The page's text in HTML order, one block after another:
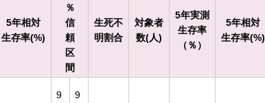
5年相対
生存率(%)
％
信
頼
区
間
生死不
明割合
対象者
数(人)
5年実測
生存率
（％）
5年相対
生存率(%)
9
9